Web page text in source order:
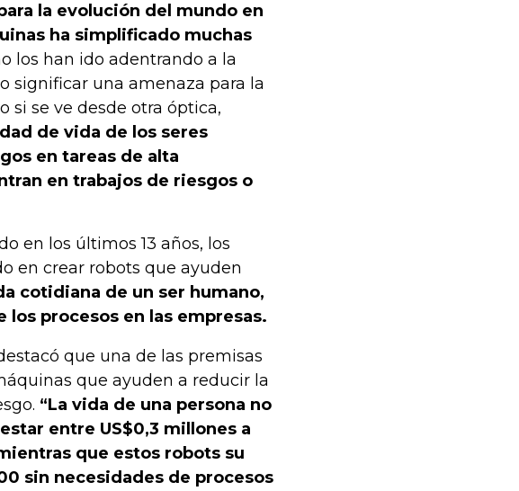
la evolución del mundo en
ha simplificado muchas
los han ido adentrando a la
significar una amenaza para la
si se ve desde otra óptica,
de vida de los seres
en tareas de alta
en trabajos de riesgos o
en los últimos 13 años, los
en crear robots que ayuden
cotidiana de un ser humano,
procesos en las empresas.
que una de las premisas
que ayuden a reducir la
“La vida de una persona no
entre US$0,3 millones a
que estos robots su
sin necesidades de procesos